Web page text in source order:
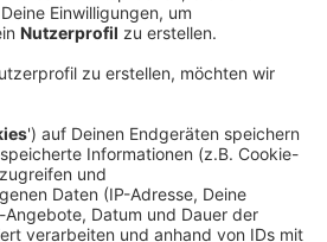
Nachfrage mit.
es die Cyber-Attacke auf die
gegeben. Nach Angaben des